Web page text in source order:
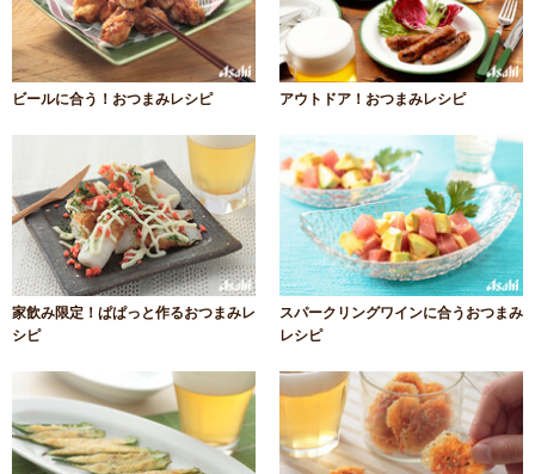
ビールに合う！おつまみレシピ アウトドア！おつまみレシピ
家飲み限定！ぱぱっと作るおつまみレ
シピ
スパークリングワインに合うおつまみ
レシピ